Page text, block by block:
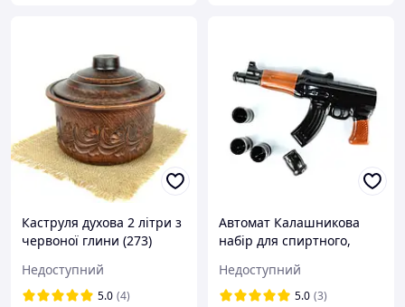
Каструля духова 2 літри з
червоної глини (273)
Недоступний
5.0 (4)
Автомат Калашникова
набір для спиртного,
Недоступний
5.0 (3)